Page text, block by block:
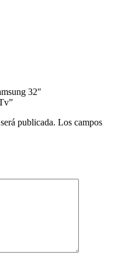
32″
publicada. Los campos